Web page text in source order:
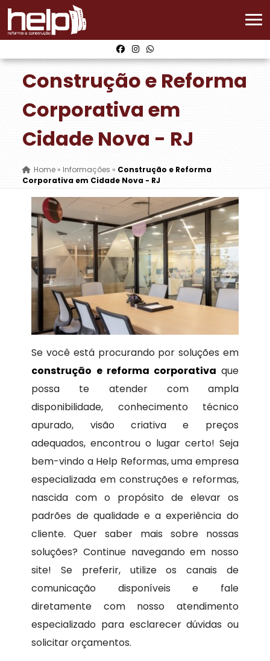
Construção e Reforma
Corporativa em
Cidade Nova - RJ
Home »Informações » Construção e Reforma
Corporativa em Cidade Nova - RJ
Se você está procurando por soluções em
construção e reforma corporativa que
possa te atender com ampla
disponibilidade, conhecimento técnico
apurado, visão criativa e preços
adequados, encontrou o lugar certo! Seja
bem-vindo a Help Reformas, uma empresa
especializada em construções e reformas,
nascida com o propósito de elevar os
padrões de qualidade e a experiência do
cliente. Quer saber mais sobre nossas
soluções? Continue navegando em nosso
site! Se preferir, utilize os canais de
comunicação disponíveis e fale
diretamente com nosso atendimento
especializado para esclarecer dúvidas ou
solicitar orçamentos.